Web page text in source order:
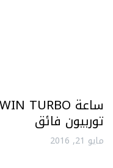
توربيون فائق
مايو 21, 2016